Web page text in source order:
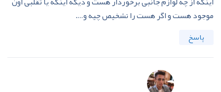
موجود هست و اگر هست را تشخیص چیه و….
پاسخ